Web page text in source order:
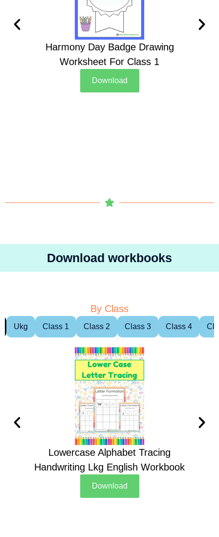
Harmony Day Badge Drawing
Worksheet For Class 1
Download
Download workbooks
By Class
Ukg Class 1 Class 2 Class 3 Class 4
Lowercase Alphabet Tracing
Handwriting Lkg English Workbook
Download